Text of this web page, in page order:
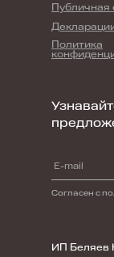
ИП Беляев
Политика
Публичная
Согласен с